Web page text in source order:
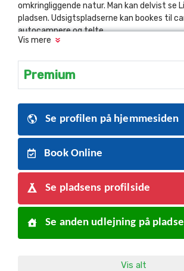
omkringliggende natur. Man kan delvist se
pladsen. Udsigtspladserne kan bookes til
autocampere og telte.
Vis mere
Premium
Se profilen på hjemmesiden
Book Online
Se pladsens profilside
Se anden udlejning på
Vis alt